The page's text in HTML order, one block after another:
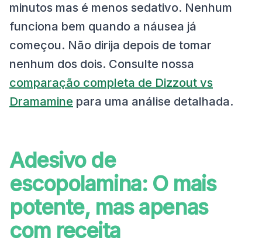
minutos mas é menos sedativo. Nenhum
funciona bem quando a náusea já
começou. Não dirija depois de tomar
nenhum dos dois. Consulte nossa
comparação completa de Dizzout vs
Dramamine para uma análise detalhada.
Adesivo de
escopolamina: O mais
potente, mas apenas
com receita